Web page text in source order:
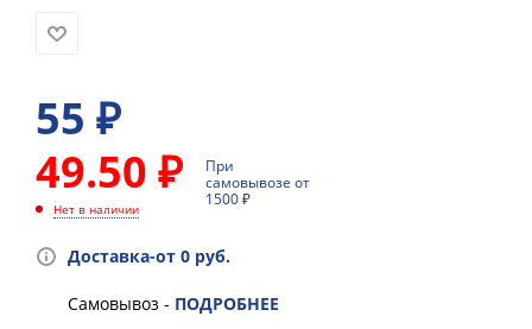
55 ₽
49.50 ₽
При
самовывозе от
1500 ₽
Нет в наличии
Доставка-от 0 руб.
Самовывоз - ПОДРОБНЕЕ